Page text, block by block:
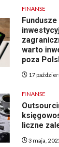
FINANSE
Fundusze
warto
poza
17
FINANSE
liczne
3 maja,